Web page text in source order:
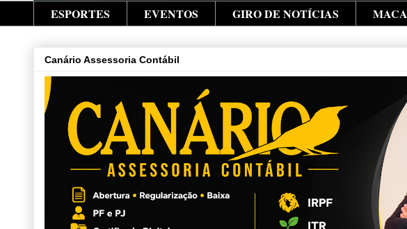
ESPORTES EVENTOS GIRO DE NOTÍCIAS
Canário Assessoria Contábil